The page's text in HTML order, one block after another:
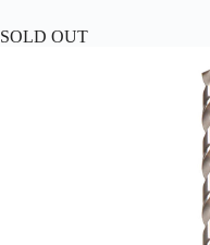
SOLD OUT